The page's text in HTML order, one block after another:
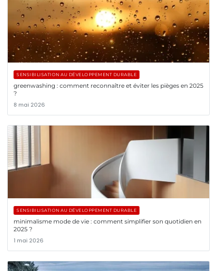
SENSIBILISATION AU DÉVELOPPEMENT DURABLE
greenwashing : comment reconnaître et éviter les pièges en 2025
?
8 mai 2026
SENSIBILISATION AU DÉVELOPPEMENT DURABLE
minimalisme mode de vie : comment simplifier son quotidien en
2025 ?
1 mai 2026